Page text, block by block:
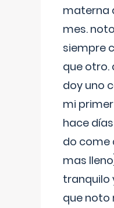
materna
mes.
siempre
que otro.
doy uno
mi
hace
do come
mas
tranquilo
que noto